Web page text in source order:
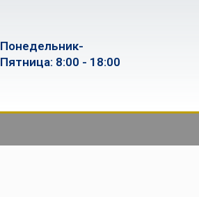
Понедельник-
Пятница: 8:00 - 18:00